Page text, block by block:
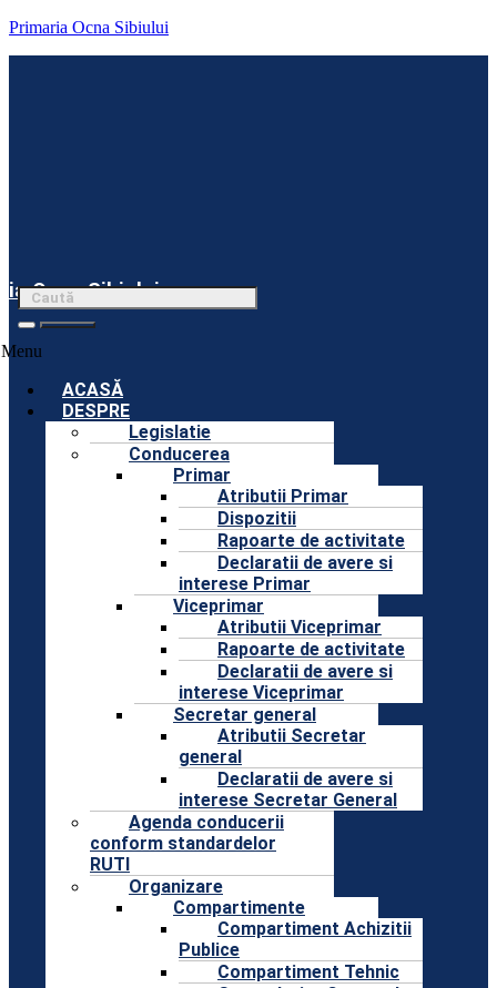
Primaria Ocna Sibiului
Ocna Sibiului
Menu
ACASĂ
DESPRE
Legislatie
Conducerea
Primar
Atributii Primar
Dispozitii
Rapoarte de activitate
Declaratii de avere si
interese Primar
Viceprimar
Atributii Viceprimar
Rapoarte de activitate
Declaratii de avere si
interese Viceprimar
Secretar general
Atributii Secretar
general
Declaratii de avere si
interese Secretar General
Agenda conducerii
conform standardelor
RUTI
Organizare
Compartimente
Compartiment Achizitii
Publice
Compartiment Tehnic